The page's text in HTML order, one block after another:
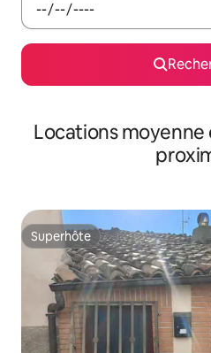
Locations
Superhôte
Superhôte